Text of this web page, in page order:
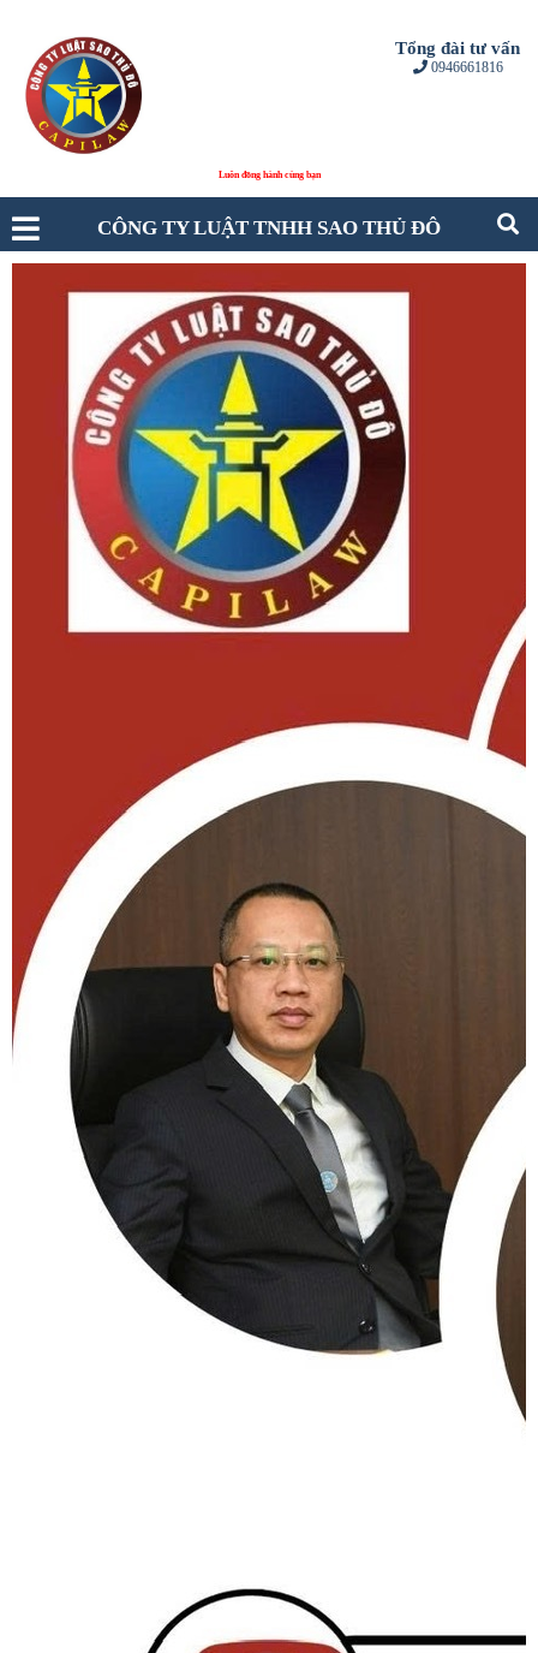
Tổng đài tư vấn
0946661816
Luôn đồng hành cùng bạn
CÔNG TY LUẬT TNHH SAO THỦ ĐÔ